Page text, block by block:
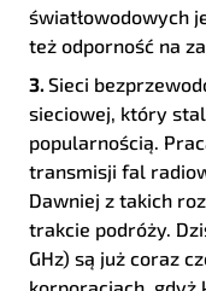
światłowodowych
też odporność na
3. Sieci
sieciowej, który
popularnością.
transmisji fal
Dawniej z takich
trakcie podróży.
GHz) są już coraz